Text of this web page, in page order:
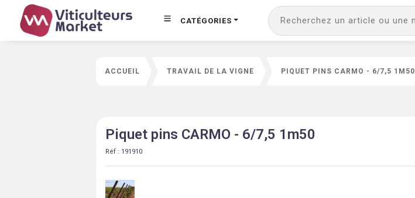
CATÉGORIES
ACCUEIL TRAVAIL DE LA VIGNE PIQUET PINS CARMO - 6/7,5 1M50
Piquet pins CARMO - 6/7,5 1m50
Réf : 191910